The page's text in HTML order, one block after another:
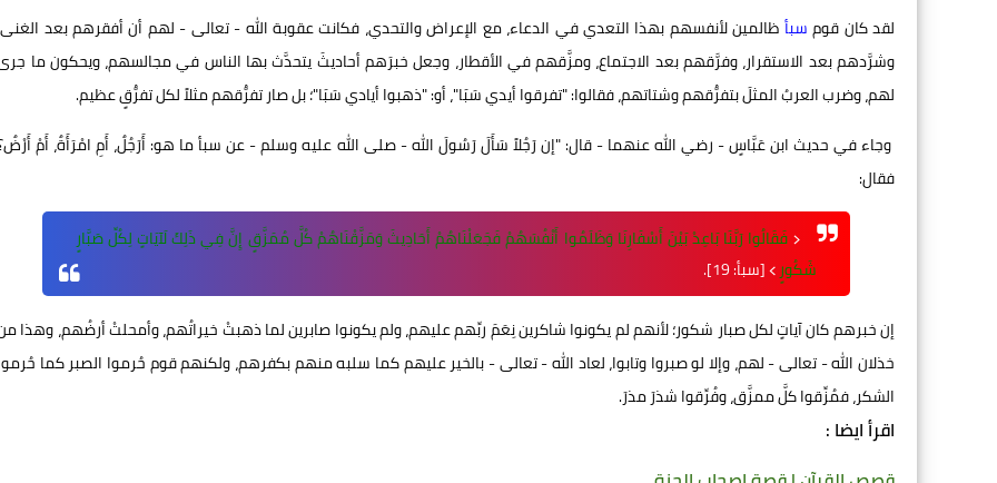
لقد كان قومسبأظالمين لأنفسهم بهذا التعدي في الدعاء، مع الإعراض والتحدي، فكانت عقوبة الله - تعالى - لهم أن أفقرهم بعد
وشرَّدهم بعد الاستقرار، وفرَّقهم بعد الاجتماع، ومزَّقهم في الأقطار، وجعل خبرَهم أحاديثَ يتحدَّث بها الناس في مجالسهم، ويحكون ما
لهم، وضرب العربُ المثلَ بتفرُّقهم وشتاتهم، فقالوا: "تفرقوا أيدي سَبَا"، أو: "ذهبوا أيادي سَبَا"؛ بل صار تفرُّقهم مثلاً لكل تفرُّقٍ عظيم.
وجاء في حديث ابن عَبَّاسٍ - رضي الله عنهما - قال: "إن رَجُلاً سَأَلَ رَسُولَ الله - صلى الله عليه وسلم - عن سبأ ما هو: أَرَجُلٌ، أَمِ امْرَأَةٌ، أَمْ
فقال:
﴿فَقَالُوا رَبَّنَا بَاعِدْ بَيْنَ أَسْفَارِنَا وَظَلَمُوا أَنْفُسَهُمْ فَجَعَلْنَاهُمْ أَحَادِيثَ وَمَزَّقْنَاهُمْ كُلَّ مُمَزَّقٍ إِنَّ فِي ذَلِكَ لَآيَاتٍ لِكُلِّ صَبَّارٍ
شَكُورٍ﴾ [سبأ: 19].
إن خبرهم كان آياتٍ لكل صبار شكور؛ لأنهم لم يكونوا شاكرين نِعَمَ ربِّهم عليهم، ولم يكونوا صابرين لما ذهبتْ خيراتُهم، وأمحلتْ أرضُهم، وهذا
خذلان الله - تعالى - لهم، وإلا لو صبروا وتابوا، لعاد الله - تعالى - بالخير عليهم كما سلبه منهم بكفرهم، ولكنهم قوم حُرموا الصبر كما
الشكر، فمُزِّقوا كلَّ ممزَّق، وفُرِّقوا شذرَ مذرَ.
اقرأ ايضا :